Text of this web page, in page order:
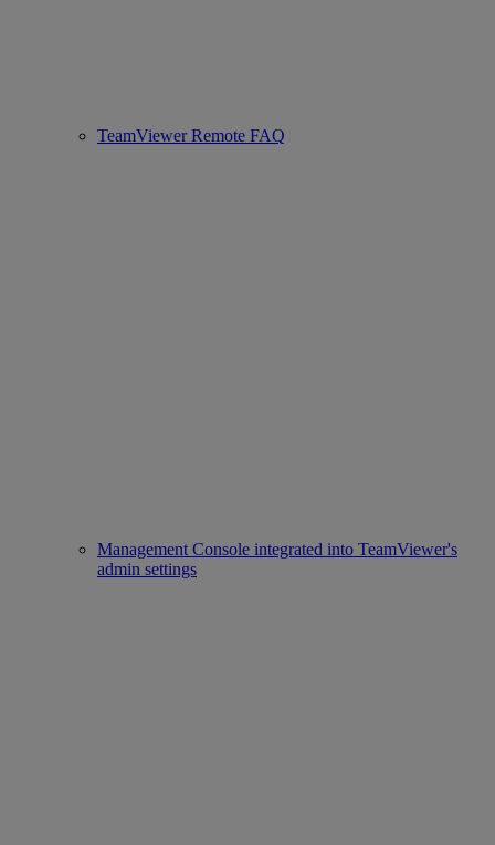
TeamViewer Remote FAQ
Management Console integrated into TeamViewer's
admin settings